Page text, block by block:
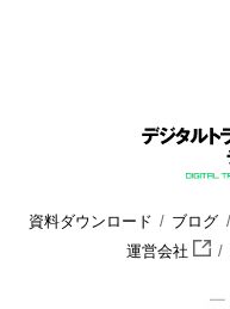
資料ダウンロード ブログ
運営会社